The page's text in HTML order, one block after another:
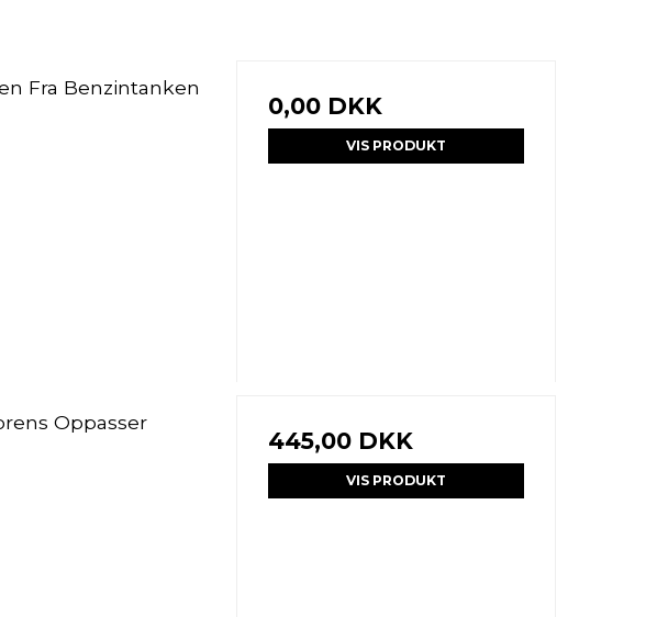
Fra Benzintanken
0,00 DKK
VIS PRODUKT
Oppasser
445,00 DKK
VIS PRODUKT